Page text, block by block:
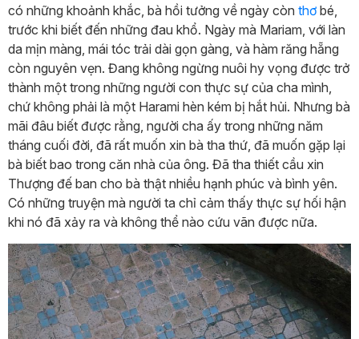
có những khoảnh khắc, bà hồi tưởng về ngày còn thơ bé,
trước khi biết đến những đau khổ. Ngày mà Mariam, với làn
da mịn màng, mái tóc trải dài gọn gàng, và hàm răng hẵng
còn nguyên vẹn. Đang không ngừng nuôi hy vọng được trở
thành một trong những người con thực sự của cha mình,
chứ không phải là một Harami hèn kém bị hắt hủi. Nhưng bà
mãi đâu biết được rằng, người cha ấy trong những năm
tháng cuối đời, đã rất muốn xin bà tha thứ, đã muốn gặp lại
bà biết bao trong căn nhà của ông. Đã tha thiết cầu xin
Thượng đế ban cho bà thật nhiều hạnh phúc và bình yên.
Có những truyện mà người ta chỉ cảm thấy thực sự hối hận
khi nó đã xảy ra và không thể nào cứu vãn được nữa.